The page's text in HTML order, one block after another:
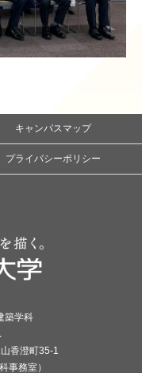
キャンパスマップ
プライバシーポリシー
築学科
香澄町35-1
事務室）